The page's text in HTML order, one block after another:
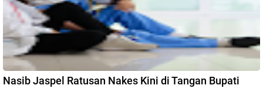
Nasib Jaspel Ratusan Nakes Kini di Tangan Bupati